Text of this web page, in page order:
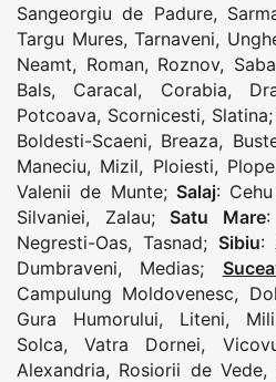
Sangeorgiu de Padure,
Targu Mures,Tarnaveni,
Neamt, Roman, Roznov,
Bals, Caracal, Corabia,
Potcoava, Scornicesti, Slatina;
Boldesti-Scaeni, Breaza,
Maneciu, Mizil, Ploiesti,
Valenii de Munte; Salaj:
Silvaniei, Zalau; Satu Mare:
Negresti-Oas, Tasnad; Sibiu:
Dumbraveni, Medias;
Campulung Moldovenesc,
Gura Humorului, Liteni,
Solca,Vatra Dornei,
Alexandria, Rosiorii de Vede,